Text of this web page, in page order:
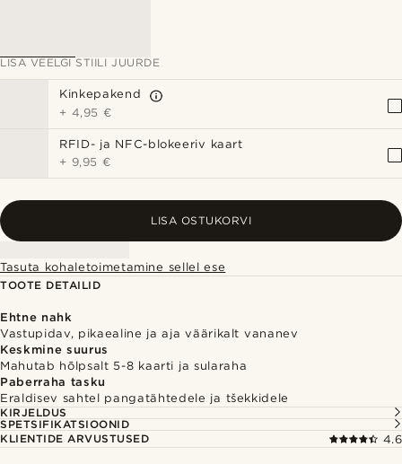
LISA VEELGI STIILI JUURDE
Kinkepakend
+ 4,95 €
RFID- ja NFC-blokeeriv kaart
+ 9,95 €
LISA OSTUKORVI
Tasuta kohaletoimetamine sellel ese
TOOTE DETAILID
Ehtne nahk
Vastupidav, pikaealine ja aja väärikalt vananev
Keskmine suurus
Mahutab hõlpsalt 5-8 kaarti ja sularaha
Paberraha tasku
Eraldisev sahtel pangatähtedele ja tšekkidele
KIRJELDUS
SPETSIFIKATSIOONID
KLIENTIDE ARVUSTUSED
4.6